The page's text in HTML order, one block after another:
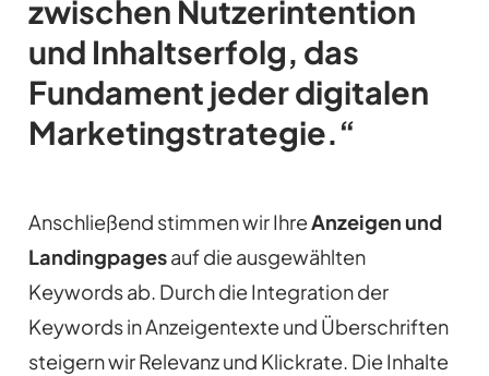
zwischen Nutzerintention
und Inhaltserfolg, das
Fundament jeder digitalen
Marketingstrategie.“
Anschließend stimmen wir IhreAnzeigen und
Landingpagesauf die ausgewählten
Keywords ab. Durch die Integration der
Keywords in Anzeigentexte und Überschriften
steigern wir Relevanz und Klickrate. Die Inhalte